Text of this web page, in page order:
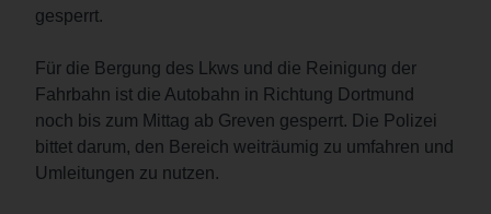
gesperrt.
Für die Bergung des Lkws und die Reinigung der
Fahrbahn ist die Autobahn in Richtung Dortmund
noch bis zum Mittag ab Greven gesperrt. Die Polizei
bittet darum, den Bereich weiträumig zu umfahren und
Umleitungen zu nutzen.